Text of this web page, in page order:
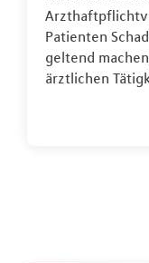
Patienten
geltend
ärztlichen